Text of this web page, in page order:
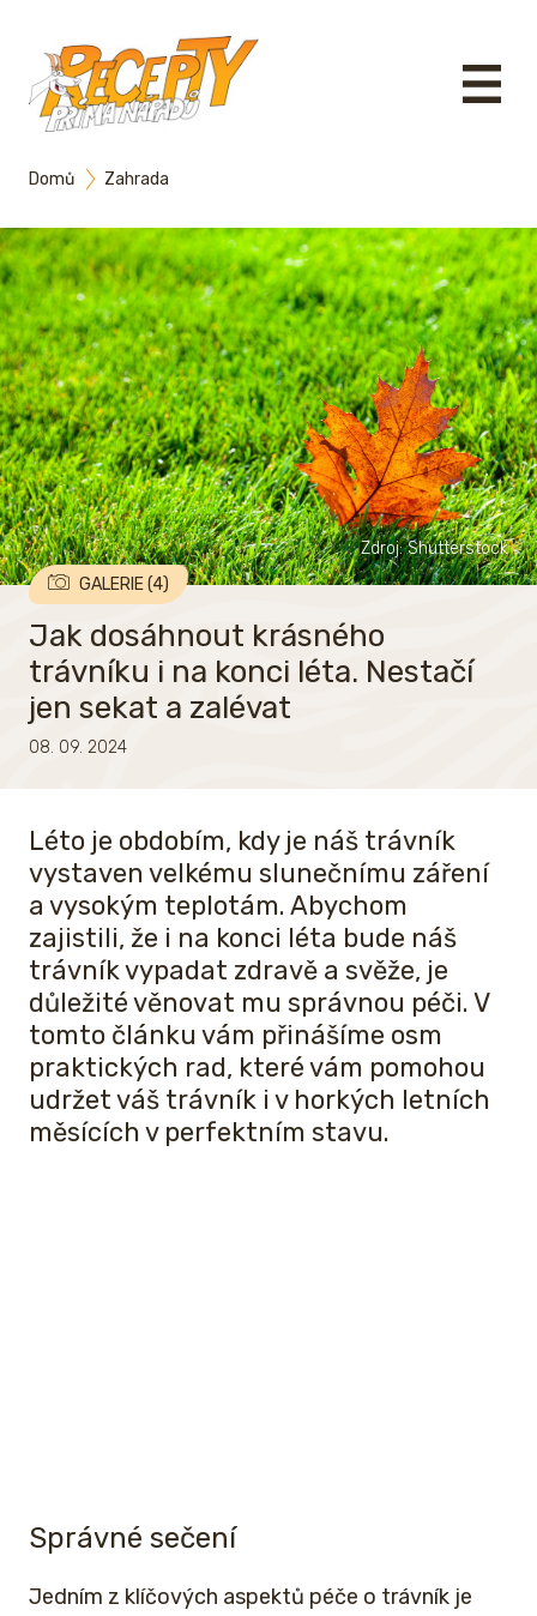
Domů Zahrada
GALERIE (4)
Zdroj: Shutterstock
Jak dosáhnout krásného
trávníku i na konci léta. Nestačí
jen sekat a zalévat
08. 09. 2024
Léto je obdobím, kdy je náš trávník
vystaven velkému slunečnímu záření
a vysokým teplotám. Abychom
zajistili, že i na konci léta bude náš
trávník vypadat zdravě a svěže, je
důležité věnovat mu správnou péči. V
tomto článku vám přinášíme osm
praktických rad, které vám pomohou
udržet váš trávník i v horkých letních
měsících v perfektním stavu.
Správné sečení
Jedním z klíčových aspektů péče o trávník je